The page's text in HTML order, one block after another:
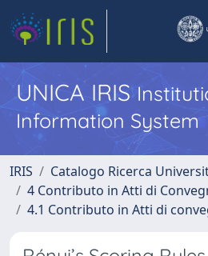
UNICA IRIS
Information System
IRIS
Catalogo Ricerca
4 Contributo in Atti di
4.1 Contributo in Atti di